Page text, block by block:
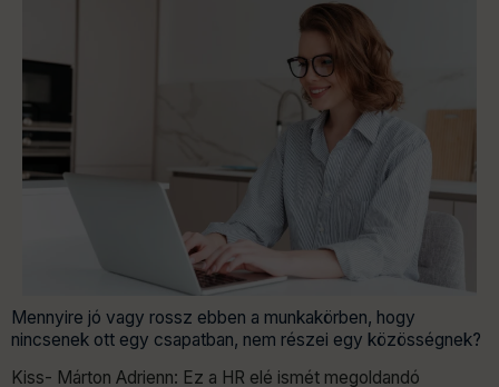
Mennyire jó vagy rossz ebben a munkakörben, hogy
nincsenek ott egy csapatban, nem részei egy közösségnek?
Kiss- Márton Adrienn: Ez a HR elé ismét megoldandó